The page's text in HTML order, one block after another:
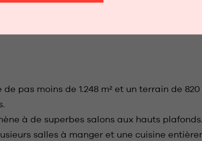
pas moins de 1.248 m² et un terrain de
à de superbes salons aux hauts
salles à manger et une cuisine